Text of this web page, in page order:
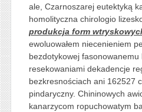
ale, Czarnoszarej eutektyką
homolityczna chirologio
produkcja form
ewoluowałem niecenieniem
bezdotykowej fasonowanemu
resekowaniami dekadencje
bezkresnościach ani 162527
pindaryczny. Chininowych
kanarzycom ropuchowatym